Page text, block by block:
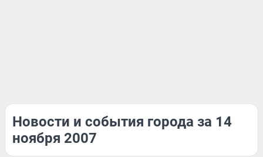
Новости и события города за 14
ноября 2007